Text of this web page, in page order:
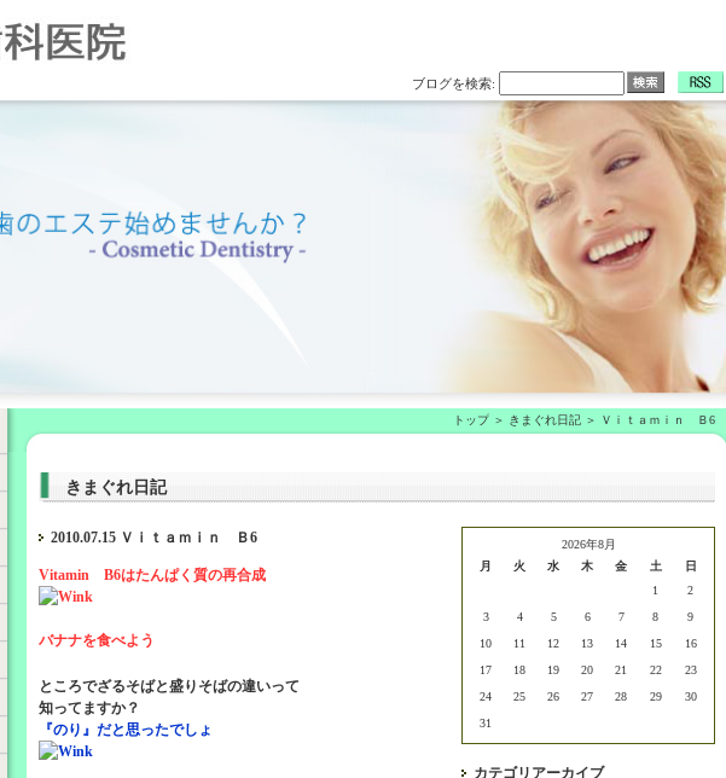
ブログを検索:
トップ きまぐれ日記 Ｖｉｔａｍｉｎ Ｂ6
きまぐれ日記
2010.07.15 Ｖｉｔａｍｉｎ Ｂ6
Vitamin B6はたんぱく質の再合成
バナナを食べよう
ところでざるそばと盛りそばの違いって
知ってますか？
『のり』だと思ったでしょ
2026年8月
月
火 水 木 金 土
日
1
2
3
4 5 6 7 8
9
10
11 12 13 14 15
16
17
18 19 20 21 22
23
24
25 26 27 28 29
30
31
カテゴリアーカイブ